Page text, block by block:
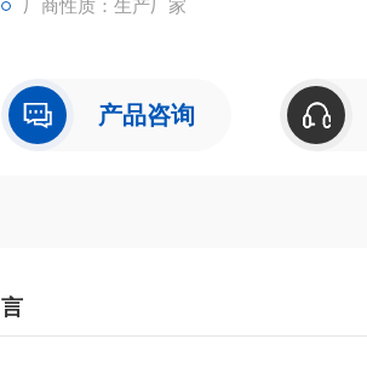
厂商性质：生产厂家
产品咨询